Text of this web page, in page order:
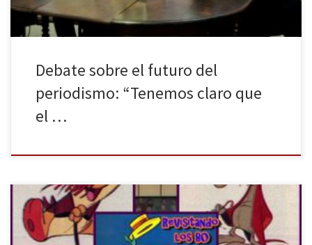
Debate sobre el futuro del
periodismo: “Tenemos claro que
el …